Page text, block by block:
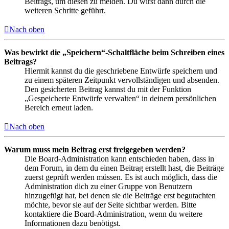
weiteren Schritte geführt.
Nach oben
Was bewirkt die „Speichern“-Schaltfläche beim Schreiben eines
Beitrags?
Hiermit kannst du die geschriebene Entwürfe speichern und
zu einem späteren Zeitpunkt vervollständigen und absenden.
Den gesicherten Beitrag kannst du mit der Funktion
„Gespeicherte Entwürfe verwalten“ in deinem persönlichen
Bereich erneut laden.
Nach oben
Warum muss mein Beitrag erst freigegeben werden?
Die Board-Administration kann entschieden haben, dass in
dem Forum, in dem du einen Beitrag erstellt hast, die Beiträge
zuerst geprüft werden müssen. Es ist auch möglich, dass die
Administration dich zu einer Gruppe von Benutzern
hinzugefügt hat, bei denen sie die Beiträge erst begutachten
möchte, bevor sie auf der Seite sichtbar werden. Bitte
kontaktiere die Board-Administration, wenn du weitere
Informationen dazu benötigst.